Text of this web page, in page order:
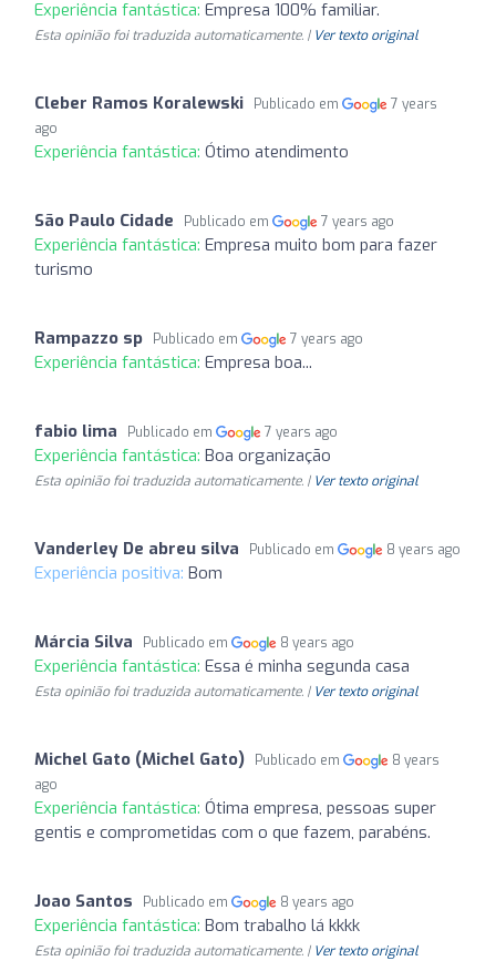
Experiência fantástica: Empresa 100% familiar.
Esta opinião foi traduzida automaticamente. | Ver texto original
Cleber Ramos Koralewski Publicado em
7 years
ago
Experiência fantástica: Ótimo atendimento
São Paulo Cidade Publicado em 7 years ago
Experiência fantástica: Empresa muito bom para fazer
turismo
Rampazzo sp Publicado em 7 years ago
Experiência fantástica: Empresa boa...
fabio lima Publicado em 7 years ago
Experiência fantástica: Boa organização
Esta opinião foi traduzida automaticamente. | Ver texto original
Vanderley De abreu silva Publicado em 8 years ago
Experiência positiva: Bom
Márcia Silva Publicado em 8 years ago
Experiência fantástica: Essa é minha segunda casa
Esta opinião foi traduzida automaticamente. | Ver texto original
Michel Gato (Michel Gato) Publicado em
8 years
ago
Experiência fantástica: Ótima empresa, pessoas super
gentis e comprometidas com o que fazem, parabéns.
Joao Santos Publicado em 8 years ago
Experiência fantástica: Bom trabalho lá kkkk
Esta opinião foi traduzida automaticamente. | Ver texto original